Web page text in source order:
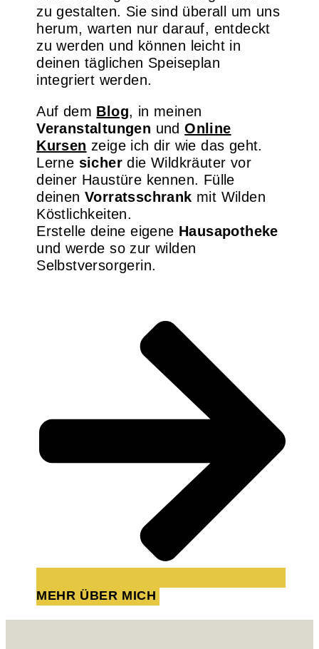
zu gestalten. Sie sind überall um uns
herum, warten nur darauf, entdeckt
zu werden und können leicht in
deinen täglichen Speiseplan
integriert werden.
Auf dem Blog, in meinen
Veranstaltungen undOnline
Kursen zeige ich dir wie das geht.
Lerne sicher die Wildkräuter vor
deiner Haustüre kennen. Fülle
deinen Vorratsschrank mit Wilden
Köstlichkeiten.
Erstelle deine eigene Hausapotheke
und werde so zur wilden
Selbstversorgerin.
MEHR ÜBER MICH